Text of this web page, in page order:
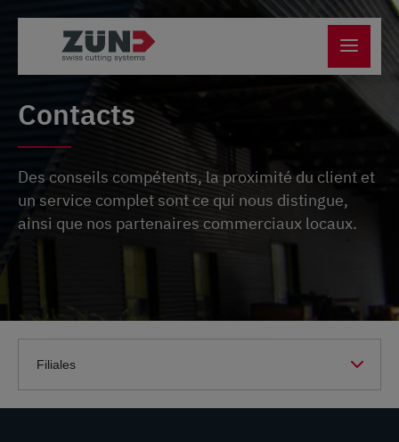
Contacts
Des conseils compétents, la proximité du client et
un service complet sont ce qui nous distingue,
ainsi que nos partenaires commerciaux locaux.